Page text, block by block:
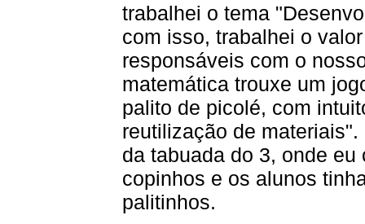
trabalhei o tema
com isso, trabalhei o
responsáveis com o
matemática trouxe um
palito de picolé, com
reutilização de
da tabuada do 3, onde
copinhos e os alunos
palitinhos.